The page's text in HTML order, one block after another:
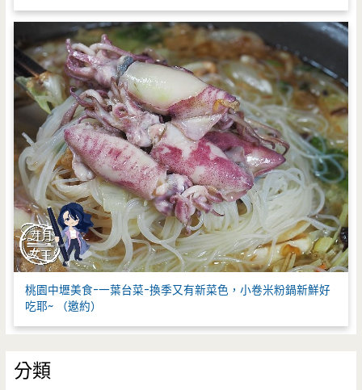
桃園中壢美食-一葉台菜-換季又有新菜色，小卷米粉鍋新鮮好
吃耶~ （邀約）
分類